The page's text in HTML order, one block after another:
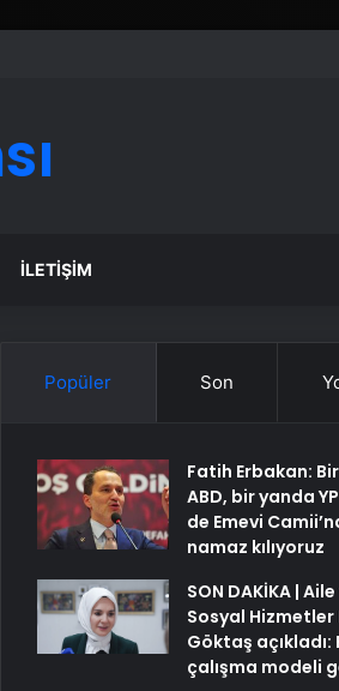
İLETIŞIM
Popüler Son
Fatih Erbakan:
ABD, bir yanda
de Emevi
namaz kılıyoruz
SON DAKİKA |
Sosyal Hizmetler
Göktaş açıkladı:
çalışma modeli